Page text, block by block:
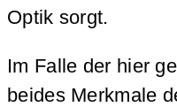
Optik sorgt.
Im Falle der hier
beides Merkmale